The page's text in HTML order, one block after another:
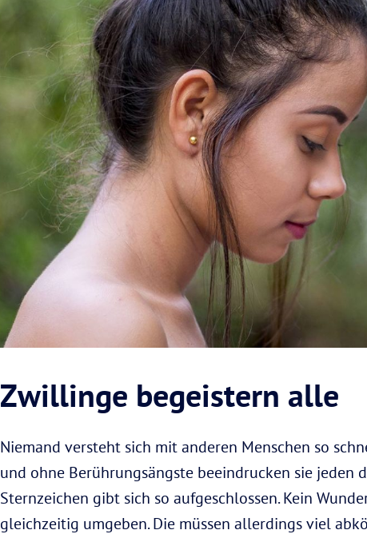
Zwillinge begeistern alle
Niemand versteht sich mit anderen Menschen so
und ohne Berührungsängste beeindrucken sie jeden
Sternzeichen gibt sich so aufgeschlossen. Kein
gleichzeitig umgeben. Die müssen allerdings viel